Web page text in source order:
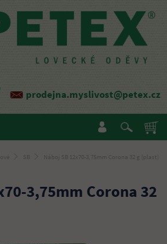
prodejna.myslivost@petex.cz
SB Náboj SB 12x70-3,75mm Corona 32 g (plast)
3,75mm Corona 32